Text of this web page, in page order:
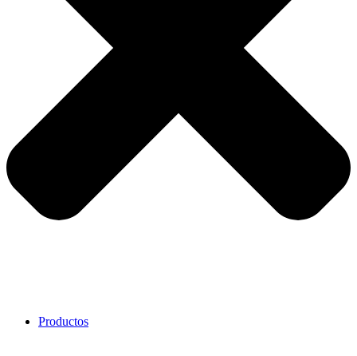
Productos